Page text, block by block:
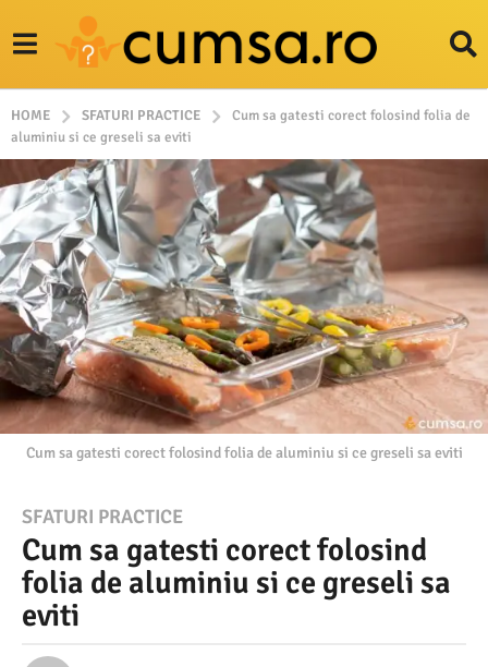
HOME SFATURI PRACTICE
Cum sa gatesti corect folosind folia de
aluminiu si ce greseli sa eviti
Cum sa gatesti corect folosind folia de aluminiu si ce greseli sa eviti
1
6
.
0
SFATURI PRACTICE
Cum sa gatesti corect folosind
folia de aluminiu si ce greseli sa
eviti